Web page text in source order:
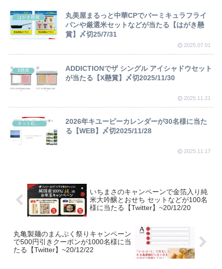
はがき懸賞
丸美屋まるっと中華CPでバーミキュラフライ
パンや厳選米セットなどが当たる【はがき懸
賞】〆切25/7/31
2025.07.01
X懸賞
ADDICTIONでザ シングル アイシャドウセット
が当たる【X懸賞】〆切2025/11/30
2025.11.21
ネット応募懸賞
2026年キユーピーカレンダーが30名様に当た
る【WEB】〆切2025/11/28
2025.11.17
いちまさのキャンペーンで金箔入り純
米大吟醸とおせち セットなどが100名
様に当たる【Twitter】~20/12/20
丸亀製麺のまんぷく祭りキャンペーン
で500円引きクーポンが1000名様に当
たる【Twitter】~20/12/22